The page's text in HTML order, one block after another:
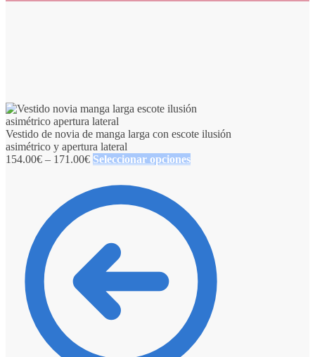
Vestido de novia de manga larga con escote ilusión
asimétrico y apertura lateral
154.00€ – 171.00€ Seleccionar opciones